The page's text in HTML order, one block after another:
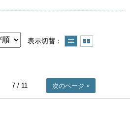
表示切替
7 / 11 次のページ